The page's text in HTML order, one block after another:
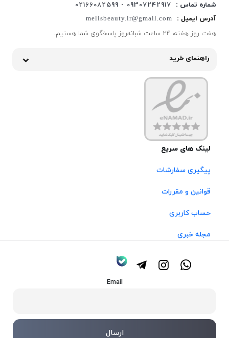
شماره تماس :
09307242917 - 02166082599
آدرس ایمیل :
melisbeauty.ir@gmail.com
هفت روز هفته، ۲۴ ساعت شبانه‌روز پاسخگوی شما هستیم.
راهنمای خرید
لینک های سریع
پیگیری سفارشات
قوانین و مقررات
حساب کاربری
مجله خبری
Email